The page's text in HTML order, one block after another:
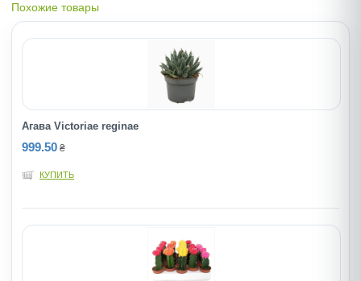
Похожие товары
Агава Victoriae reginae
999.50 ₴
КУПИТЬ